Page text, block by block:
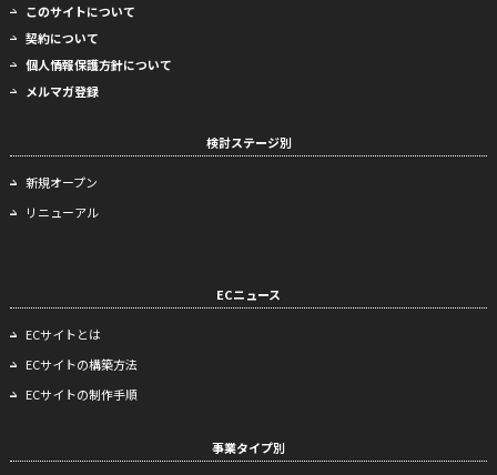
このサイトについて
契約について
個人情報保護方針について
メルマガ登録
検討ステージ別
新規オープン
リニューアル
ECニュース
ECサイトとは
ECサイトの構築方法
ECサイトの制作手順
事業タイプ別